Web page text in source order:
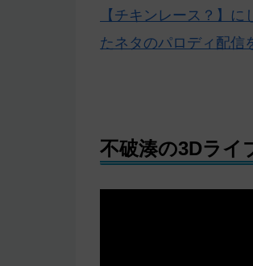
【チキンレース？】
たネタのパロディ配信
不破湊の3Dライ